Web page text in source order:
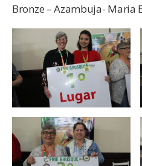
Bronze – Azambuja- Maria